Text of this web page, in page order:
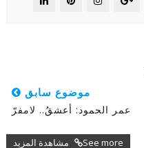
موضوع سابق
عمر الحمود: أعشقُ.. لامفرّ
See more مشاهدة المزيد